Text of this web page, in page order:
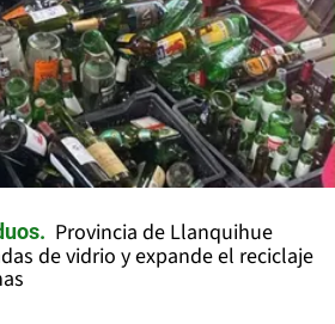
Provincia de Llanquihue
de vidrio y expande el reciclaje